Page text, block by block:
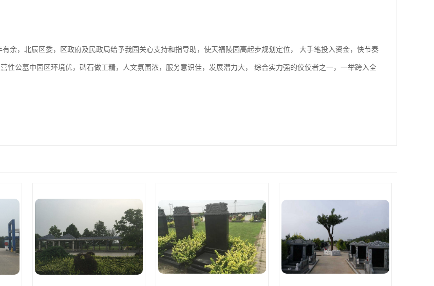
，北辰区委，区政府及民政局给予我园关心支持和指导助，使天福陵园高起步规划定位， 大手笔投入资金，快节奏
性公墓中园区环境优，碑石做工精，人文氛围浓，服务意识佳，发展潜力大， 综合实力强的佼佼者之一，一举跨入全